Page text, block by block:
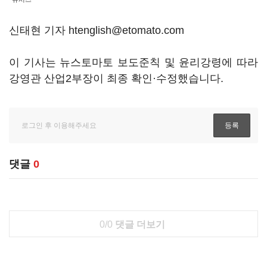
신태현 기자 htenglish@etomato.com
이 기사는 뉴스토마토 보도준칙 및 윤리강령에 따라
강영관 산업2부장이 최종 확인·수정했습니다.
댓글 0
0/0 댓글 더보기